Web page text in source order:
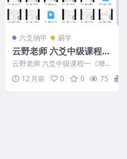
六爻纳甲 易学
云野老师 六爻中级课程一
《增删卜易》视频102集
Y
云野老师 六爻中级课程一《增
删卜易》视频102集Y 250886 0
01、第一节...
12 月前 0 0 75